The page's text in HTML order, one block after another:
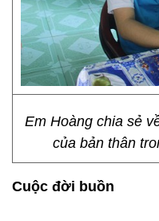
Em Hoàng chia sẻ
của bản thân
Cuộc đời buồn